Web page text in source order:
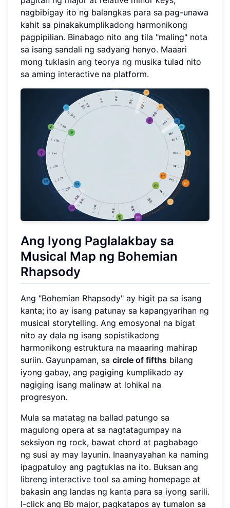
nagbibigay ito ng balangkas para sa pag-unawa
kahit sa pinakakumplikadong harmonikong
pagpipilian. Binabago nito ang tila "maling" nota
sa isang sandali ng sadyang henyo. Maaari
mong tuklasin ang teorya ng musika tulad nito
sa aming interactive na platform.
Ang Iyong Paglalakbay sa
Musical Map ng Bohemian
Rhapsody
Ang "Bohemian Rhapsody" ay higit pa sa isang
kanta; ito ay isang patunay sa kapangyarihan ng
musical storytelling. Ang emosyonal na bigat
nito ay dala ng isang sopistikadong
harmonikong estruktura na maaaring mahirap
suriin. Gayunpaman, sa circle of fifths bilang
iyong gabay, ang pagiging kumplikado ay
nagiging isang malinaw at lohikal na
progresyon.
Mula sa matatag na ballad patungo sa
magulong opera at sa nagtatagumpay na
seksiyon ng rock, bawat chord at pagbabago
ng susi ay may layunin. Inaanyayahan ka naming
ipagpatuloy ang pagtuklas na ito. Buksan ang
libreng interactive tool sa aming homepage at
bakasin ang landas ng kanta para sa iyong sarili.
I-click ang Bb major, pagkatapos ay tumalon sa